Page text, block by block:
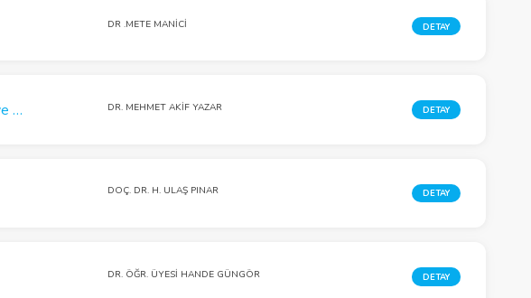
DR .METE MANİCİ DETAY
Kadavradan Organ Naklinde Yoğun Bakım Hemşirelerinin İsteklilik ve Algı Tutumlarını İyileştirmede Farklı Bir Eğitim Modeli: Aktif Hasta Katılımı DR. MEHMET AKIF YAZAR DETAY
DOÇ. DR. H. ULAŞ PINAR DETAY
DR. ÖĞR. ÜYESI HANDE GÜNGÖR DETAY